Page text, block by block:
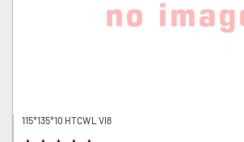
115*135*10 HTCWL VI8